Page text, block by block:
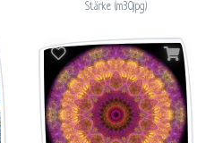
Stärke (m30.jpg)